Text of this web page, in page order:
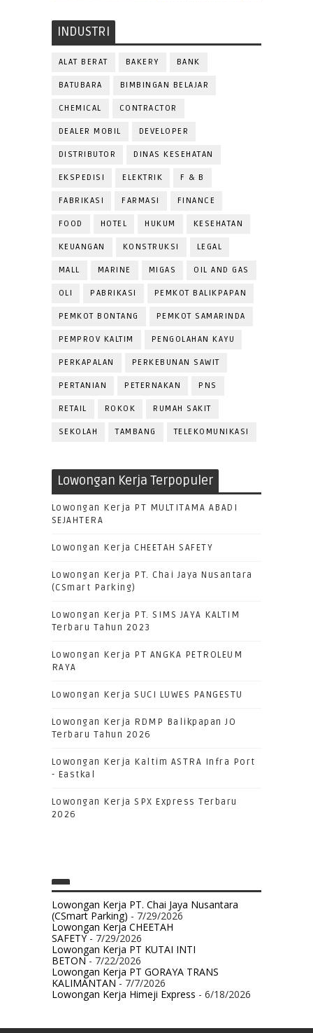
INDUSTRI
ALAT BERAT BAKERY BANK
BATUBARA BIMBINGAN BELAJAR
CHEMICAL CONTRACTOR
DEALER MOBIL DEVELOPER
DISTRIBUTOR DINAS KESEHATAN
EKSPEDISI ELEKTRIK F & B
FABRIKASI FARMASI FINANCE
FOOD HOTEL HUKUM KESEHATAN
KEUANGAN KONSTRUKSI LEGAL
MALL MARINE MIGAS OIL AND GAS
OLI PABRIKASI PEMKOT BALIKPAPAN
PEMKOT BONTANG PEMKOT SAMARINDA
PEMPROV KALTIM PENGOLAHAN KAYU
PERKAPALAN PERKEBUNAN SAWIT
PERTANIAN PETERNAKAN PNS
RETAIL ROKOK RUMAH SAKIT
SEKOLAH TAMBANG TELEKOMUNIKASI
Lowongan Kerja Terpopuler
Lowongan Kerja PT MULTITAMA ABADI
SEJAHTERA
Lowongan Kerja CHEETAH SAFETY
Lowongan Kerja PT. Chai Jaya Nusantara
(CSmart Parking)
Lowongan Kerja PT. SIMS JAYA KALTIM
Terbaru Tahun 2023
Lowongan Kerja PT ANGKA PETROLEUM
RAYA
Lowongan Kerja SUCI LUWES PANGESTU
Lowongan Kerja RDMP Balikpapan JO
Terbaru Tahun 2026
Lowongan Kerja Kaltim ASTRA Infra Port
- Eastkal
Lowongan Kerja SPX Express Terbaru
2026
Lowongan Kerja PT. Chai Jaya Nusantara
(CSmart Parking) - 7/29/2026
Lowongan Kerja CHEETAH
SAFETY- 7/29/2026
Lowongan Kerja PT KUTAI INTI
BETON- 7/22/2026
Lowongan Kerja PT GORAYA TRANS
KALIMANTAN- 7/7/2026
Lowongan Kerja Himeji Express - 6/18/2026